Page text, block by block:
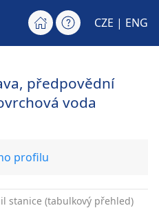
CZE | ENG
předpovědní
voda
profilu
stanice (tabulkový přehled)